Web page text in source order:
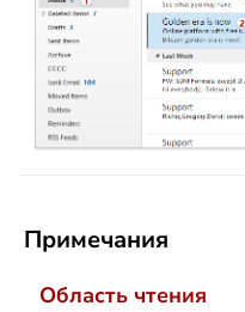
Примечания
Область чтения